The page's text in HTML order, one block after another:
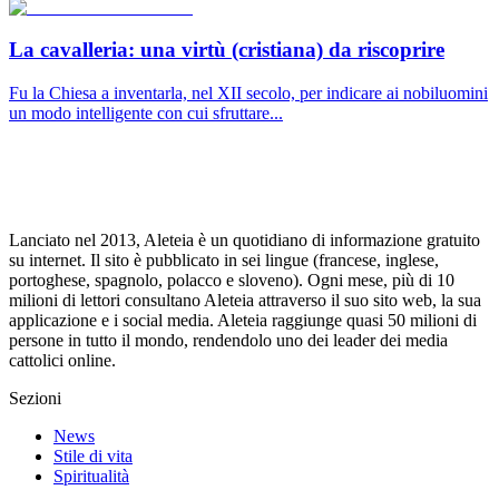
La cavalleria: una virtù (cristiana) da riscoprire
Fu la Chiesa a inventarla, nel XII secolo, per indicare ai nobiluomini
un modo intelligente con cui sfruttare...
Lanciato nel 2013, Aleteia è un quotidiano di informazione gratuito
su internet. Il sito è pubblicato in sei lingue (francese, inglese,
portoghese, spagnolo, polacco e sloveno). Ogni mese, più di 10
milioni di lettori consultano Aleteia attraverso il suo sito web, la sua
applicazione e i social media. Aleteia raggiunge quasi 50 milioni di
persone in tutto il mondo, rendendolo uno dei leader dei media
cattolici online.
Sezioni
News
Stile di vita
Spiritualità